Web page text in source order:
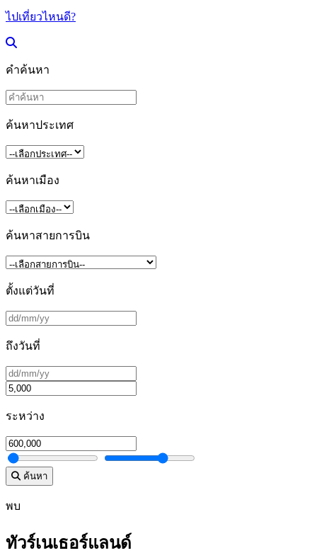
ไปเที่ยวไหนดี?
คำค้นหา
ค้นหาประเทศ
ค้นหาเมือง
ค้นหาสายการบิน
ตั้งแต่วันที่
ถึงวันที่
ระหว่าง
ค้นหา
พบ
ทัวร์เนเธอร์แลนด์